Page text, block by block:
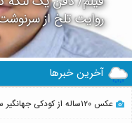
روایت تلخ از
آخرین خبرها
عکس ۱۲۰ساله از کودکی جهانگیر سرتیپ‌پور؛ شهردار خوشنامی که رشت را متحول کرد